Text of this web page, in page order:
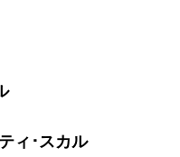
ィ･スカル